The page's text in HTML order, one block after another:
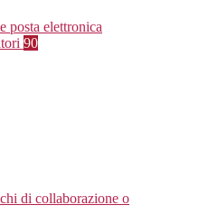
posta elettronica
90
di collaborazione o